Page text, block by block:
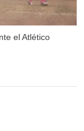
el Atlético